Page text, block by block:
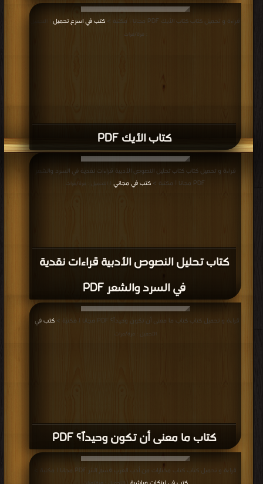
كتاب الأيك PDF
قراءة و تحميل كتاب كتاب الأيك PDF مجانا | مكتبة > كتب في اسرع تحميل
: مرة/مرات
كتاب تحليل النصوص الأدبية قراءات نقدية
في السرد والشعر PDF
قراءة و تحميل كتاب كتاب تحليل النصوص الأدبية قراءات نقدية في السرد والشعر
PDF مجانا | مكتبة >
كتب في مجاني | التحميل : مرة/مرات
كتاب ما معنى أن تكون وحيداً؟ PDF
قراءة و تحميل كتاب كتاب ما معنى أن تكون وحيداً؟ PDF مجانا | مكتبة > كتب في
التحميل : مرة/مرات
قراءة و تحميل كتاب كتاب مختارات من أدب العرب قسم النثر PDF مجانا | مكتبة >